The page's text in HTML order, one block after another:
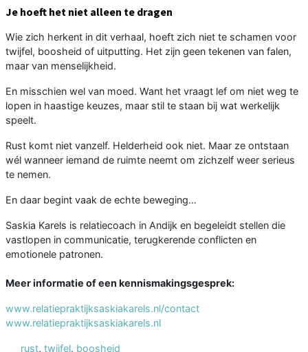
Je hoeft het niet alleen te dragen
Wie zich herkent in dit verhaal, hoeft zich niet te schamen voor
twijfel, boosheid of uitputting. Het zijn geen tekenen van falen,
maar van menselijkheid.
En misschien wel van moed. Want het vraagt lef om niet weg te
lopen in haastige keuzes, maar stil te staan bij wat werkelijk
speelt.
Rust komt niet vanzelf. Helderheid ook niet. Maar ze ontstaan
wél wanneer iemand de ruimte neemt om zichzelf weer serieus
te nemen.
En daar begint vaak de echte beweging…
Saskia Karels is relatiecoach in Andijk en begeleidt stellen die
vastlopen in communicatie, terugkerende conflicten en
emotionele patronen.
Meer informatie of een kennismakingsgesprek:
www.relatiepraktijksaskiakarels.nl/contact
www.relatiepraktijksaskiakarels.nl
rust, twijfel, boosheid